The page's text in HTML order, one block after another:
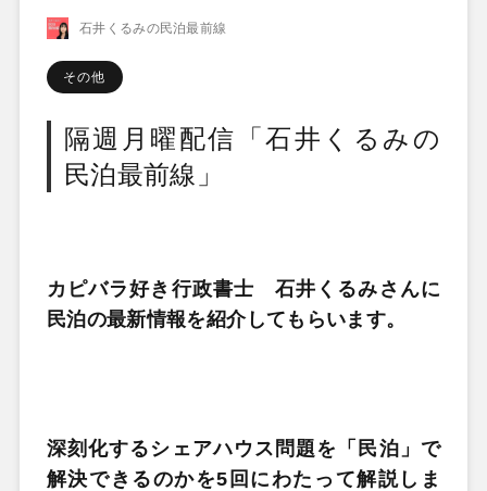
石井くるみの民泊最前線
その他
隔週月曜配信「石井くるみの
民泊最前線」
カピバラ好き行政書士 石井くるみさんに
民泊の最新情報を紹介してもらいます。
深刻化するシェアハウス問題を「民泊」で
解決できるのかを5回にわたって解説しま